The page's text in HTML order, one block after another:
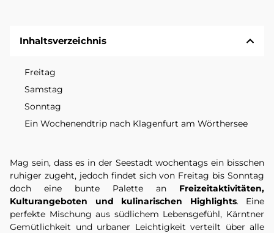
Inhaltsverzeichnis
Freitag
Samstag
Sonntag
Ein Wochenendtrip nach Klagenfurt am Wörthersee
Mag sein, dass es in der Seestadt wochentags ein bisschen
ruhiger zugeht, jedoch findet sich von Freitag bis Sonntag
doch eine bunte Palette an Freizeitaktivitäten,
Kulturangeboten und kulinarischen Highlights. Eine
perfekte Mischung aus südlichem Lebensgefühl, Kärntner
Gemütlichkeit und urbaner Leichtigkeit verteilt über alle